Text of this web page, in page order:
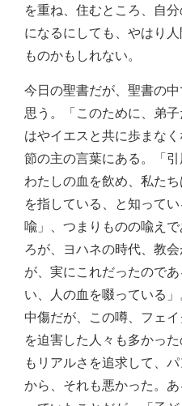
を重ね、住むところ、自
になるにしても、やはり
ものかもしれない。
今日の聖書だが、聖書の
思う。「このために、弟
はやイエスと共に歩まな
節の主の言葉にある。「引
わたしの血を飲め、私た
を指している、と知って
喩」、つまりものの喩え
ろが、ヨハネの時代、教
が、実にこれだったので
い、人の血を啜っている
中傷だが、この噂、フェ
を迫害した人々も多かっ
もリアルさを追求して、
から、それも悪かった。